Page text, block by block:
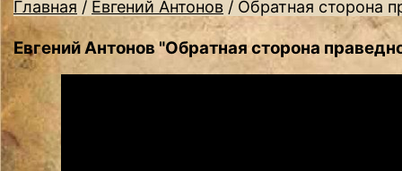
Главная / Евгений Антонов / Обратная сторона
Евгений Антонов "Обратная сторона